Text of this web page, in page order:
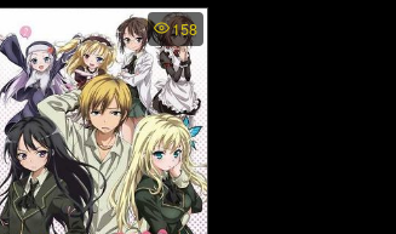
Jurassic World Camp
Cretaceous ss4 พากย์ไทย
- จูราสสิค เวิลด์ ค่ายครีเท
เชียส ภาค4 (2022)
158